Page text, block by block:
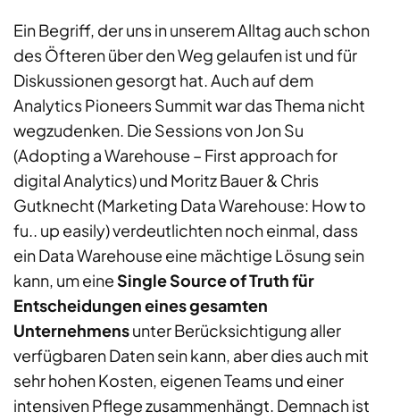
Ein Begriff, der uns in unserem Alltag auch schon
des Öfteren über den Weg gelaufen ist und für
Diskussionen gesorgt hat. Auch auf dem
Analytics Pioneers Summit war das Thema nicht
wegzudenken. Die Sessions von Jon Su
(Adopting a Warehouse – First approach for
digital Analytics) und Moritz Bauer & Chris
Gutknecht (Marketing Data Warehouse: How to
fu.. up easily) verdeutlichten noch einmal, dass
ein Data Warehouse eine mächtige Lösung sein
kann, um eineSingle Source of Truth für
Entscheidungen eines gesamten
Unternehmensunter Berücksichtigung aller
verfügbaren Daten sein kann, aber dies auch mit
sehr hohen Kosten, eigenen Teams und einer
intensiven Pflege zusammenhängt. Demnach ist